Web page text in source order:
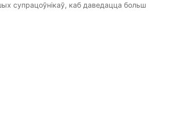
супрацоўнікаў, каб даведацца больш